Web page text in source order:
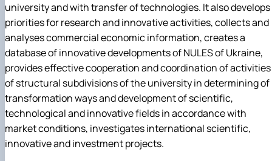
university and with transfer of technologies. It also develops
priorities for research and innovative activities, collects and
analyses commercial economic information, creates a
database of innovative developments of NULES of Ukraine,
provides effective cooperation and coordination of activities
of structural subdivisions of the university in determining of
transformation ways and development of scientific,
technological and innovative fields in accordance with
market conditions, investigates international scientific,
innovative and investment projects.